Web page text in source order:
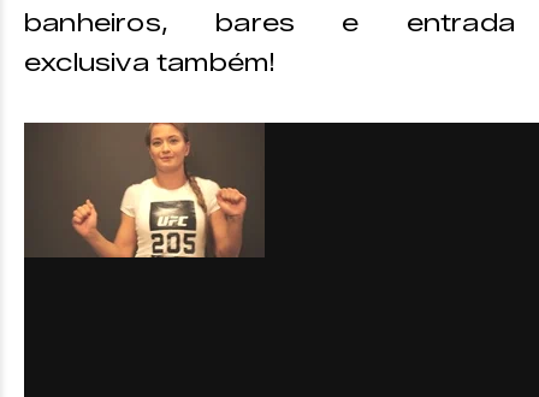
banheiros, bares e entrada
exclusiva também!